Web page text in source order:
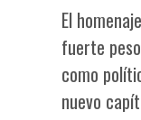
El
fuerte
como
nuevo